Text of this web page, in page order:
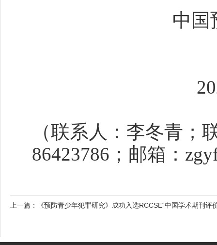
中国预防青
2025年3
（联系人：李冬青；
86423786；邮箱：
上一篇： 《预防青少年犯罪研究》成功入选RCCSE“中国学术期刊